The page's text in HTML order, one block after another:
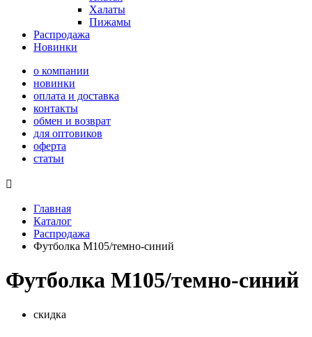
Халаты
Пижамы
Распродажа
Новинки
о компании
новинки
оплата и доставка
контакты
обмен и возврат
для оптовиков
оферта
статьи

Главная
Каталог
Распродажа
Футболка М105/темно-синий
Футболка М105/темно-синий
скидка